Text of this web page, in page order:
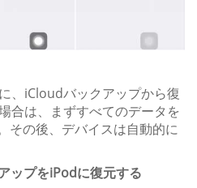
、iCloudバックアップから復
合は、まずすべてのデータを
その後、デバイスは自動的に
ップをiPodに復元する